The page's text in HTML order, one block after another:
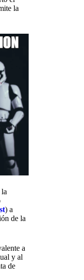
la
) a
de la
a
y al
de